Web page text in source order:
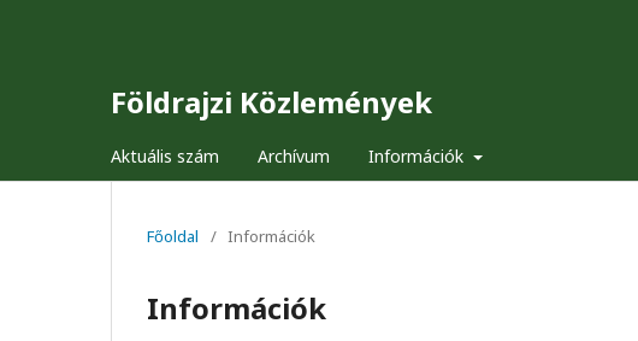
Földrajzi Közlemények
Aktuális szám Archívum Információk
Főoldal / Információk
Információk